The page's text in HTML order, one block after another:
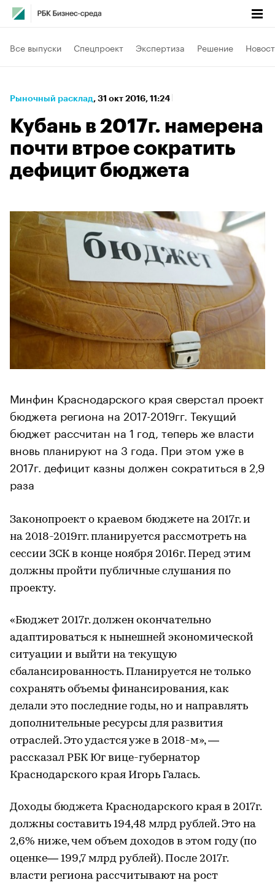
Все выпуски Спецпроект Экспертиза Решение
Рыночный расклад⁠, 31 окт 2016, 11:24
Кубань в 2017г. намерена
почти втрое сократить
дефицит бюджета
Минфин Краснодарского края сверстал проект
бюджета региона на 2017-2019гг. Текущий
бюджет рассчитан на 1 год, теперь же власти
вновь планируют на 3 года. При этом уже в
2017г. дефицит казны должен сократиться в 2,9
раза
Законопроект о краевом бюджете на 2017г. и
на 2018-2019гг. планируется рассмотреть на
сессии ЗСК в конце ноября 2016г. Перед этим
должны пройти публичные слушания по
проекту.
«Бюджет 2017г. должен окончательно
адаптироваться к нынешней экономической
ситуации и выйти на текущую
сбалансированность. Планируется не только
сохранять объемы финансирования, как
делали это последние годы, но и направлять
дополнительные ресурсы для развития
отраслей. Это удастся уже в 2018-м», —
рассказал РБК Юг вице-губернатор
Краснодарского края Игорь Галась.
Доходы бюджета Краснодарского края в 2017г.
должны составить 194,48 млрд рублей. Это на
2,6% ниже, чем объем доходов в этом году (по
оценке— 199,7 млрд рублей). После 2017г.
власти региона рассчитывают на рост